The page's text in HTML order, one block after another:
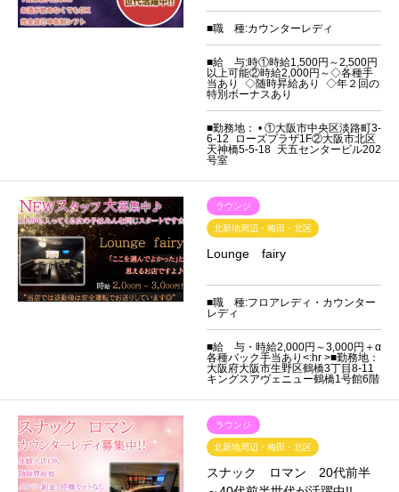
■職 種:カウンターレディ
■給 与:時①時給1,500円～2,500円
以上可能②時給2,000円～◇各種手
当あり ◇随時昇給あり ◇年２回の
特別ボーナスあり
■勤務地： • ①大阪市中央区淡路町3-
6-12 ローズプラザ1F②大阪市北区
天神橋5-5-18 天五センタービル202
号室
ラウンジ
北新地周辺・梅田・北区
Lounge fairy
■職 種:フロアレディ・カウンター
レディ
■給 与・時給2,000円～3,000円＋α
各種バック手当あり<:hr >■勤務地：
大阪府大阪市生野区鶴橋3丁目8-11
キングスアヴェニュー鶴橋1号館6階
ラウンジ
北新地周辺・梅田・北区
スナック ロマン 20代前半